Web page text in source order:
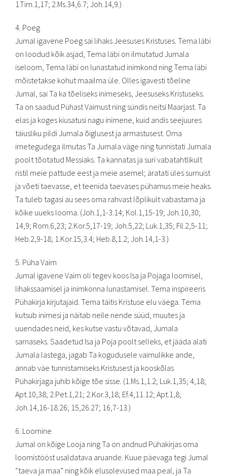
1.Tim.1,17; 2.Ms.34,6.7; Joh.14,9.)
4. Poeg
Jumal igavene Poeg sai lihaks Jeesuses Kristuses. Tema läbi
on loodud kõik asjad, Tema läbi on ilmutatud Jumala
iseloom, Tema läbi on lunastatud inimkond ning Tema läbi
mõistetakse kohut maailma üle. Olles igavesti tõeline
Jumal, sai Ta ka tõeliseks inimeseks, Jeesuseks Kristuseks.
Ta on saadud Pühast Vaimust ning sündis neitsi Maarjast. Ta
elas ja koges kiusatusi nagu inimene, kuid andis seejuures
täiusliku pildi Jumala õiglusest ja armastusest. Oma
imetegudega ilmutas Ta Jumala väge ning tunnistati Jumala
poolt tõotatud Messiaks. Ta kannatas ja suri vabatahtlikult
ristil meie pattude eest ja meie asemel; äratati üles surnuist
ja võeti taevasse, et teenida taevases pühamus meie heaks.
Ta tuleb tagasi au sees oma rahvast lõplikult vabastama ja
kõike uueks looma. (Joh.1,1-3.14; Kol.1,15-19; Joh.10,30;
14,9; Rom.6,23; 2.Kor.5,17-19; Joh.5,22; Luk.1,35; Fil.2,5-11;
Heb.2,9-18; 1.Kor.15,3.4; Heb.8,1.2; Joh.14,1-3.)
5. Püha Vaim
Jumal igavene Vaim oli tegev koos Isa ja Pojaga loomisel,
lihakssaamisel ja inimkonna lunastamisel. Tema inspireeris
Pühakirja kirjutajaid. Tema täitis Kristuse elu väega. Tema
kutsub inimesi ja näitab neile nende süüd, muutes ja
uuendades neid, kes kutse vastu võtavad, Jumala
sarnaseks. Saadetud Isa ja Poja poolt selleks, et jääda alati
Jumala lastega, jagab Ta kogudusele vaimulikke ande,
annab väe tunnistamiseks Kristusest ja kooskõlas
Pühakirjaga juhib kõige tõe sisse. (1.Ms.1,1.2; Luk.1,35; 4,18;
Apt.10,38; 2.Pet.1,21; 2.Kor.3,18; Ef.4,11.12; Apt.1,8;
Joh.14,16-18.26; 15,26.27; 16,7-13.)
6. Loomine
Jumal on kõige Looja ning Ta on andnud Pühakirjas oma
loomistööst usaldatava aruande. Kuue päevaga tegi Jumal
“taeva ja maa” ning kõik elusolevused maa peal, ja Ta